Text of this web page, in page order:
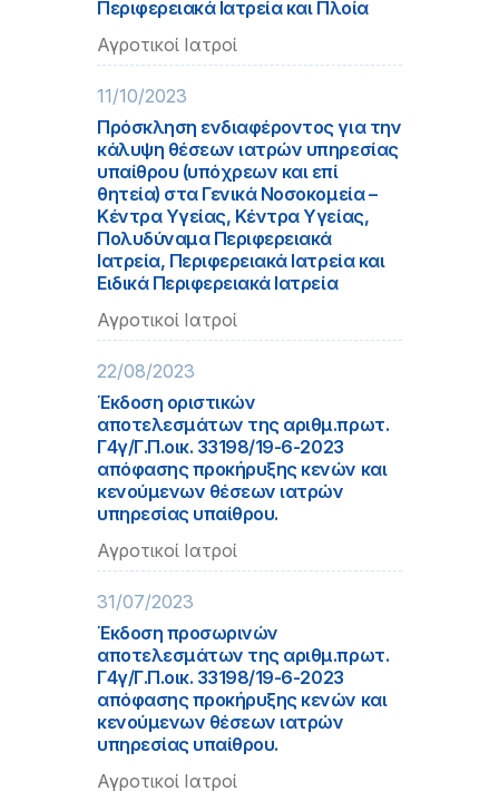
Περιφερειακά Ιατρεία και Πλοία
Αγροτικοί Ιατροί
11/10/2023
Πρόσκληση ενδιαφέροντος για την
κάλυψη θέσεων ιατρών υπηρεσίας
υπαίθρου (υπόχρεων και επί
θητεία) στα Γενικά Νοσοκομεία –
Κέντρα Υγείας, Κέντρα Υγείας,
Πολυδύναμα Περιφερειακά
Ιατρεία, Περιφερειακά Ιατρεία και
Ειδικά Περιφερειακά Ιατρεία
Αγροτικοί Ιατροί
22/08/2023
Έκδοση οριστικών
αποτελεσμάτων της αριθμ.πρωτ.
Γ4γ/Γ.Π.οικ. 33198/19-6-2023
απόφασης προκήρυξης κενών και
κενούμενων θέσεων ιατρών
υπηρεσίας υπαίθρου.
Αγροτικοί Ιατροί
31/07/2023
Έκδοση προσωρινών
αποτελεσμάτων της αριθμ.πρωτ.
Γ4γ/Γ.Π.οικ. 33198/19-6-2023
απόφασης προκήρυξης κενών και
κενούμενων θέσεων ιατρών
υπηρεσίας υπαίθρου.
Αγροτικοί Ιατροί